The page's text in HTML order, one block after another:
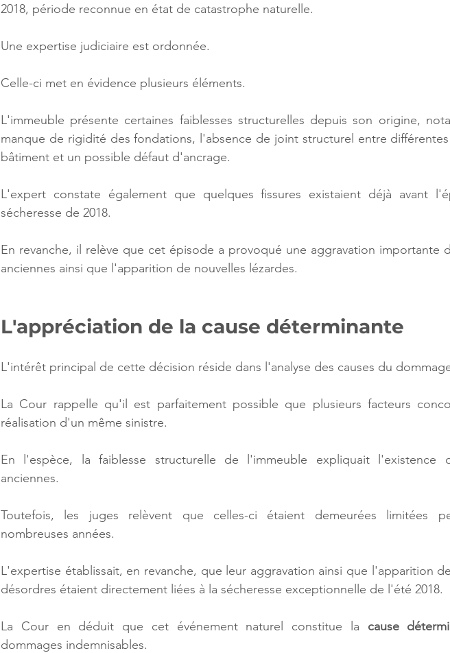
2018, période reconnue en état de catastrophe naturelle.
Une expertise judiciaire est ordonnée.
Celle-ci met en évidence plusieurs éléments.
L'immeuble présente certaines faiblesses structurelles depuis son origine,
manque de rigidité des fondations, l'absence de joint structurel entre
bâtiment et un possible défaut d'ancrage.
L'expert constate également que quelques fissures existaient déjà avant
sécheresse de 2018.
En revanche, il relève que cet épisode a provoqué une aggravation importante
anciennes ainsi que l'apparition de nouvelles lézardes.
L'appréciation de la cause déterminante
L'intérêt principal de cette décision réside dans l'analyse des causes du
La Cour rappelle qu'il est parfaitement possible que plusieurs facteurs
réalisation d'un même sinistre.
En l'espèce, la faiblesse structurelle de l'immeuble expliquait l'existence
anciennes.
Toutefois, les juges relèvent que celles-ci étaient demeurées limitées
nombreuses années.
L'expertise établissait, en revanche, que leur aggravation ainsi que l'apparition
désordres étaient directement liées à la sécheresse exceptionnelle de l'été 2018.
La Cour en déduit que cet événement naturel constitue la cause
dommages indemnisables.